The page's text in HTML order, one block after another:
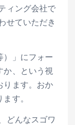
ィング会社で
せていただき
）」にフォー
か、という視
ります。おか
す。
どんなスゴワ